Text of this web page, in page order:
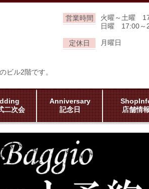
ビル2階です。
営業時間
火曜～土曜
日曜 17:00～
定休日 月曜日
二次会
Anniversary
記念日
店舗情